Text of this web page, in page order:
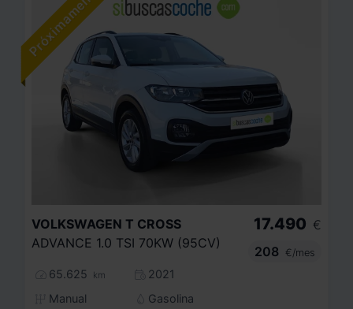
VOLKSWAGEN T CROSS
ADVANCE 1.0 TSI 70KW (95CV)
65.625 km
2021
Manual
Gasolina
17.490 €
208
€/mes